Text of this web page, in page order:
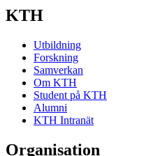
KTH
Utbildning
Forskning
Samverkan
Om KTH
Student på KTH
Alumni
KTH Intranät
Organisation